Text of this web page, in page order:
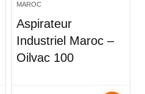
MAROC
Aspirateur
Industriel Maroc –
Oilvac 100